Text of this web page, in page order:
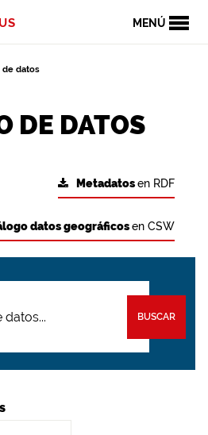
MENÚ
de datos
DE DATOS
Metadatosen RDF
datos geográficosen CSW
BUSCAR